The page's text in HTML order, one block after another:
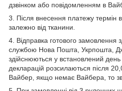
дзвінком або повідомленням в
3. Після внесення платежу термін
залежно від тканини.
4. Відправка готового замовлення
службою Нова Пошта, Укрпошта,
здійснюються у встановлений
декларацій розсилаються після
Вайбер, якщо немає Вайбера, то